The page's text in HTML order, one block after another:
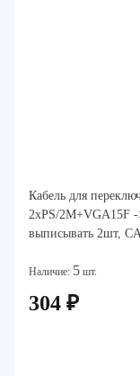
Кабель для
2xPS/2M+VGA15F
выписывать 2шт,
Наличие: 5 шт.
304 ₽